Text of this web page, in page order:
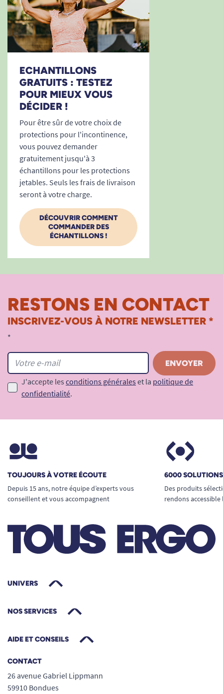
ECHANTILLONS
GRATUITS : TESTEZ
POUR MIEUX VOUS
DÉCIDER !
Pour être sûr de votre choix de
protections pour l'incontinence,
vous pouvez demander
gratuitement jusqu'à 3
échantillons pour les protections
jetables. Seuls les frais de livraison
seront à votre charge.
DÉCOUVRIR COMMENT
COMMANDER DES
ÉCHANTILLONS !
RESTONS EN CONTACT
INSCRIVEZ-VOUS À NOTRE NEWSLETTER *
*
J'accepte les conditions générales et la politique de
confidentialité.
TOUJOURS À VOTRE ÉCOUTE
Depuis 15 ans, notre équipe d’experts vous
conseillent et vous accompagnent
6000
Des produits
rendons
UNIVERS
NOS SERVICES
AIDE ET CONSEILS
CONTACT
26 avenue Gabriel Lippmann
59910 Bondues